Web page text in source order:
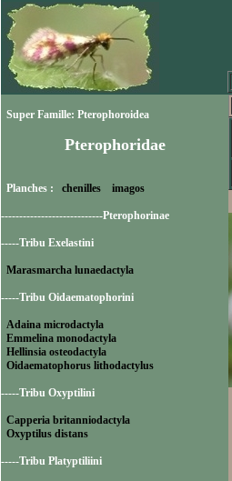
Super Famille: Pterophoroidea
Pterophoridae
Planches : chenilles imagos
----------------------------Pterophorinae
-----Tribu Exelastini
Marasmarcha lunaedactyla
-----Tribu Oidaematophorini
Adaina microdactyla
Emmelina monodactyla
Hellinsia osteodactyla
Oidaematophorus lithodactylus
-----Tribu Oxyptilini
Capperia britanniodactyla
Oxyptilus distans
-----Tribu Platyptiliini